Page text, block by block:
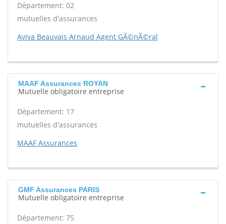
Département: 02
mutuelles d'assurances
Aviva Beauvais Arnaud Agent GÃ©nÃ©ral
MAAF Assurances ROYAN
Mutuelle obligatoire entreprise
Département: 17
mutuelles d'assurances
MAAF Assurances
GMF Assurances PARIS
Mutuelle obligatoire entreprise
Département: 75